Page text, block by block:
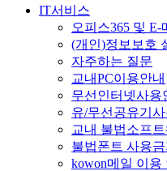
IT서비스
오피스365 및 E-
(개인)정보보호
자주하는 질문
교내PC이용안내
무선인터넷사용
유/무선공유기사
교내 불법소프
불법폰트 사용금
kowon메일 이용